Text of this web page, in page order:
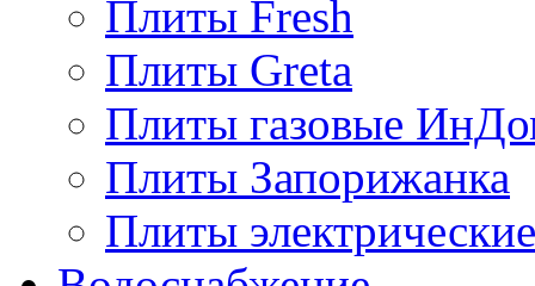
Плиты Fresh
Плиты Greta
Плиты газовые
Плиты Запорижанка
Плиты